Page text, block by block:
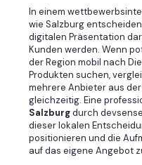
In einem
wie Salzburg
digitalen Präsentation
Kunden werden. Wenn
der Region mobil nach
Produkten suchen,
mehrere Anbieter aus
gleichzeitig. Eine
Salzburgdurch
dieser lokalen
positionieren und die
auf das eigene Angebot